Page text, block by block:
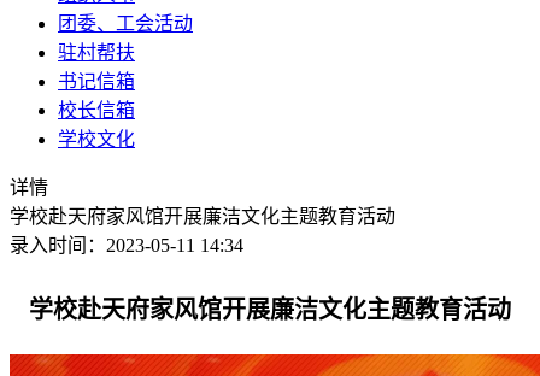
团委、工会活动
驻村帮扶
书记信箱
校长信箱
学校文化
详情
学校赴天府家风馆开展廉洁文化主题教育活动
录入时间：2023-05-11 14:34
学校赴天府家风馆开展廉洁文化主题教育活动